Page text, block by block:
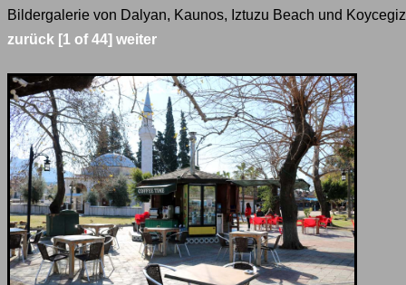
Bildergalerie von Dalyan, Kaunos, Iztuzu Beach und
zurück [1 of 44] weiter